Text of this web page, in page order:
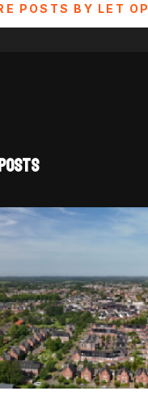
POSTS BY LET OP